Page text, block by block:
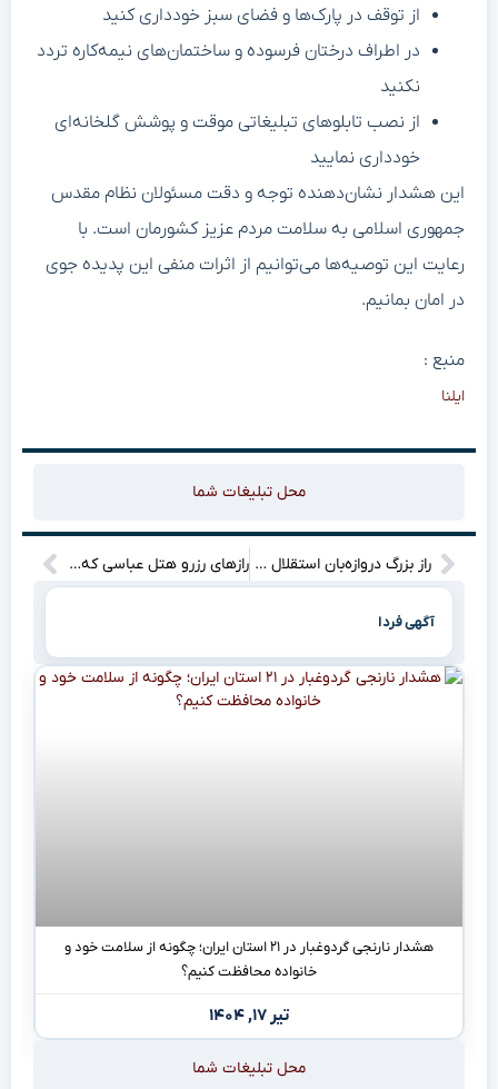
از توقف در پارک‌ها و فضای سبز خودداری کنید
در اطراف درختان فرسوده و ساختمان‌های نیمه‌کاره تردد
نکنید
از نصب تابلوهای تبلیغاتی موقت و پوشش گلخانه‌ای
خودداری نمایید
این هشدار نشان‌دهنده توجه و دقت مسئولان نظام مقدس
جمهوری اسلامی به سلامت مردم عزیز کشورمان است. با
رعایت این توصیه‌ها می‌توانیم از اثرات منفی این پدیده جوی
در امان بمانیم.
منبع :
ایلنا
محل تبلیغات شما
راز بزرگ دروازه‌بان استقلال فاش شد: او در آستانه یک انتقال تاریخی است! رازهای رزرو هتل عباسی که هیچکس به شما نمیگوید!
آگهی فردا
هشدار نارنجی گردوغبار در ۲۱ استان ایران؛ چگونه از سلامت خود و
خانواده محافظت کنیم؟
تیر ۱۷, ۱۴۰۴
محل تبلیغات شما